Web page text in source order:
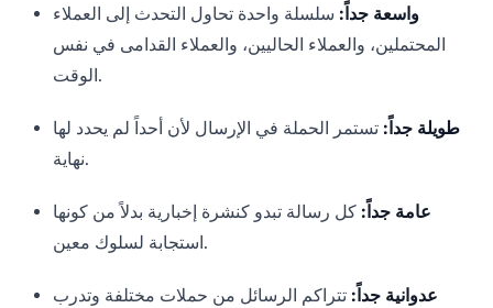
واسعة جداً: سلسلة واحدة تحاول التحدث إلى العملاء
المحتملين، والعملاء الحاليين، والعملاء القدامى في نفس
الوقت.
طويلة جداً: تستمر الحملة في الإرسال لأن أحداً لم يحدد لها
نهاية.
عامة جداً: كل رسالة تبدو كنشرة إخبارية بدلاً من كونها
استجابة لسلوك معين.
عدوانية جداً: تتراكم الرسائل من حملات مختلفة وتدرب